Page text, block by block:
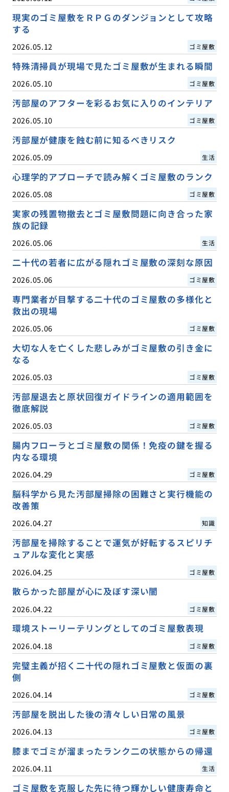
現実のゴミ屋敷をＲＰＧのダンジョンとして攻略
する
2026.05.12 ゴミ屋敷
特殊清掃員が現場で見たゴミ屋敷が生まれる瞬間
2026.05.10 ゴミ屋敷
汚部屋のアフターを彩るお気に入りのインテリア
2026.05.10 ゴミ屋敷
汚部屋が健康を蝕む前に知るべきリスク
2026.05.09 生活
心理学的アプローチで読み解くゴミ屋敷のランク
2026.05.08 ゴミ屋敷
実家の残置物撤去とゴミ屋敷問題に向き合った家
族の記録
2026.05.06 生活
二十代の若者に広がる隠れゴミ屋敷の深刻な原因
2026.05.06 ゴミ屋敷
専門業者が目撃する二十代のゴミ屋敷の多様化と
救出の現場
2026.05.06 ゴミ屋敷
大切な人を亡くした悲しみがゴミ屋敷の引き金に
なる
2026.05.03 ゴミ屋敷
汚部屋退去と原状回復ガイドラインの適用範囲を
徹底解説
2026.05.03 ゴミ屋敷
腸内フローラとゴミ屋敷の関係！免疫の鍵を握る
内なる環境
2026.04.29 ゴミ屋敷
脳科学から見た汚部屋掃除の困難さと実行機能の
改善策
2026.04.27 知識
汚部屋を掃除することで運気が好転するスピリチ
ュアルな変化と実感
2026.04.25 ゴミ屋敷
散らかった部屋が心に及ぼす深い闇
2026.04.22 ゴミ屋敷
環境ストーリーテリングとしてのゴミ屋敷表現
2026.04.18 ゴミ屋敷
完璧主義が招く二十代の隠れゴミ屋敷と仮面の裏
側
2026.04.14 ゴミ屋敷
汚部屋を脱出した後の清々しい日常の風景
2026.04.13 ゴミ屋敷
膝までゴミが溜まったランク二の状態からの帰還
2026.04.11 生活
ゴミ屋敷を克服した先に待つ輝かしい健康寿命と